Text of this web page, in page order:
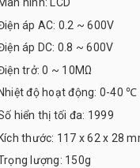
áp AC: 0.2 ~ 600V
áp DC: 0.8 ~ 600V
trở: 0 ~ 10MΩ
Nhiệt độ hoạt động: 0-40 ℃
hiển thị tối đa: 1999
thước: 117 x 62 x 28
lượng: 150g